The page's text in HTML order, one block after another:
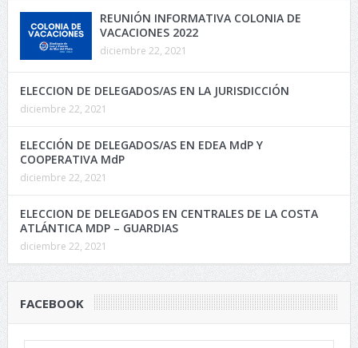
REUNIÓN INFORMATIVA COLONIA DE
VACACIONES 2022
diciembre 22, 2021
ELECCION DE DELEGADOS/AS EN LA JURISDICCIÓN
diciembre 22, 2021
ELECCIÓN DE DELEGADOS/AS EN EDEA MdP Y
COOPERATIVA MdP
diciembre 22, 2021
ELECCION DE DELEGADOS EN CENTRALES DE LA COSTA
ATLÁNTICA MDP – GUARDIAS
diciembre 22, 2021
FACEBOOK